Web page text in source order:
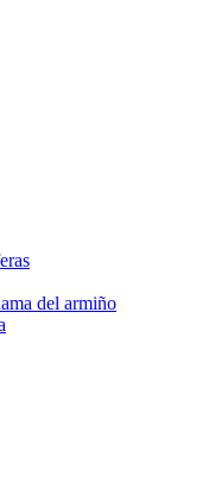
del armiño